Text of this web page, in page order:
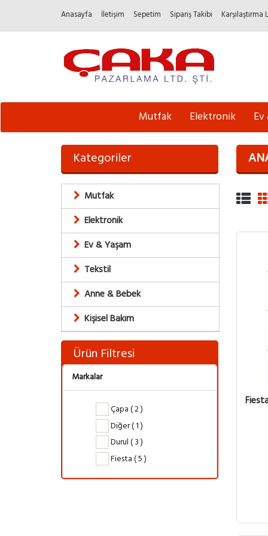
Anasayfa İletişim Sepetim Sipariş Takibi Karşılaştırma
Mutfak Elektronik
Kategoriler
Mutfak
Elektronik
Ev & Yaşam
Tekstil
Anne & Bebek
Kişisel Bakım
Ürün Filtresi
Markalar
Çapa ( 2 )
Diğer ( 1 )
Durul ( 3 )
Fiesta ( 5 )